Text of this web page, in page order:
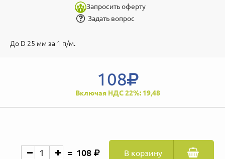
Запросить оферту
Задать вопрос
До D 25 мм за 1 п/м.
108
Включая НДС 22%: 19,48
108 В корзину